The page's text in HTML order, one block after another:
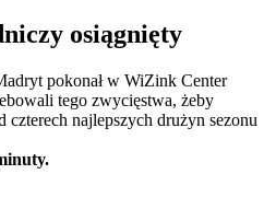
osiągnięty
pokonał w WiZink Center
tego zwycięstwa, żeby
czterech najlepszych drużyn sezonu